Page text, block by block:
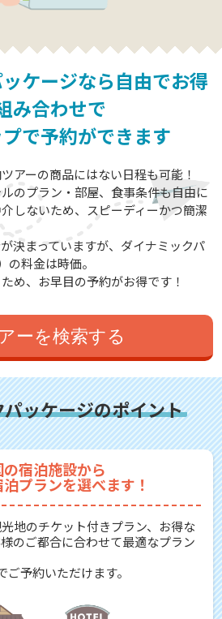
ケージなら自由でお得
み合わせで
で予約ができます
アーの商品にはない日程も可能！
のプラン・部屋、食事条件も自由に
しないため、スピーディーかつ簡潔
決まっていますが、ダイナミックパ
の料金は時価。
め、お早目の予約がお得です！
ーを検索する
ッケージのポイント
宿泊施設から
プランを選べます！
地のチケット付きプラン、お得な
のご都合に合わせて最適なプラン
予約いただけます。